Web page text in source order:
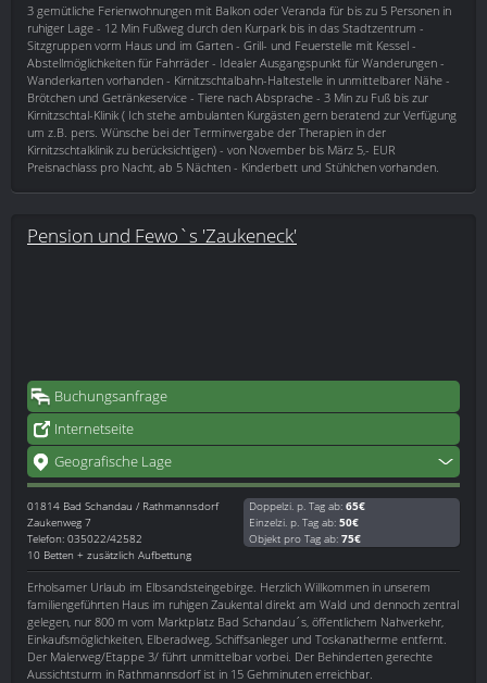
3 gemütliche Ferienwohnungen mit Balkon oder Veranda für bis zu 5 Personen in
ruhiger Lage - 12 Min Fußweg durch den Kurpark bis in das Stadtzentrum -
Sitzgruppen vorm Haus und im Garten - Grill- und Feuerstelle mit Kessel -
Abstellmöglichkeiten für Fahrräder - Idealer Ausgangspunkt für Wanderungen -
Wanderkarten vorhanden - Kirnitzschtalbahn-Haltestelle in unmittelbarer Nähe -
Brötchen und Getränkeservice - Tiere nach Absprache - 3 Min zu Fuß bis zur
Kirnitzschtal-Klinik ( Ich stehe ambulanten Kurgästen gern beratend zur Verfügung
um z.B. pers. Wünsche bei der Terminvergabe der Therapien in der
Kirnitzschtalklinik zu berücksichtigen) - von November bis März 5,- EUR
Preisnachlass pro Nacht, ab 5 Nächten - Kinderbett und Stühlchen vorhanden.
Pension und Fewo`s 'Zaukeneck'
Buchungsanfrage
Internetseite
Geografische Lage
01814 Bad Schandau / Rathmannsdorf
Zaukenweg 7
Telefon: 035022/42582
10 Betten + zusätzlich Aufbettung
Doppelzi. p. Tag ab: 65€
Einzelzi. p. Tag ab: 50€
Objekt pro Tag ab: 75€
Erholsamer Urlaub im Elbsandsteingebirge. Herzlich Willkommen in unserem
familiengeführten Haus im ruhigen Zaukental direkt am Wald und dennoch zentral
gelegen, nur 800 m vom Marktplatz Bad Schandau´s, öffentlichem Nahverkehr,
Einkaufsmöglichkeiten, Elberadweg, Schiffsanleger und Toskanatherme entfernt.
Der Malerweg/Etappe 3/ führt unmittelbar vorbei. Der Behinderten gerechte
Aussichtsturm in Rathmannsdorf ist in 15 Gehminuten erreichbar.